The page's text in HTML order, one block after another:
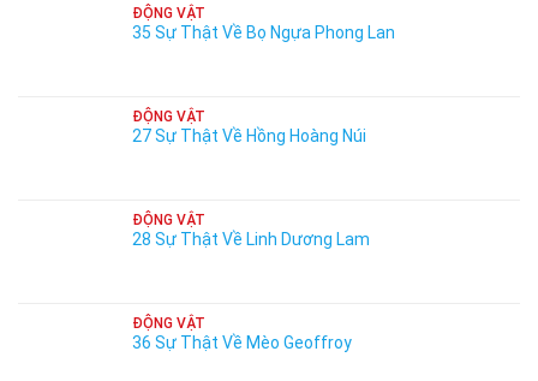
ĐỘNG VẬT
35 Sự Thật Về Bọ Ngựa Phong Lan
ĐỘNG VẬT
27 Sự Thật Về Hồng Hoàng Núi
ĐỘNG VẬT
28 Sự Thật Về Linh Dương Lam
ĐỘNG VẬT
36 Sự Thật Về Mèo Geoffroy